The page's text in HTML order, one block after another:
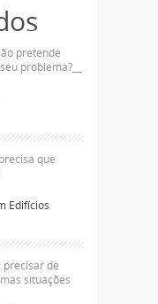
pretende
problema?__
que
Edifícios
precisar de
situações